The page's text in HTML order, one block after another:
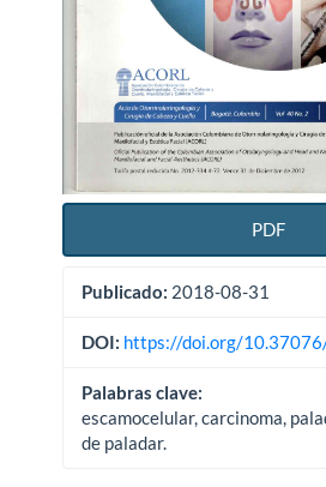
PDF
Publicado: 2018-08-31
DOI: https://doi.org/
Palabras clave:
escamocelular, carcinoma,
de paladar.